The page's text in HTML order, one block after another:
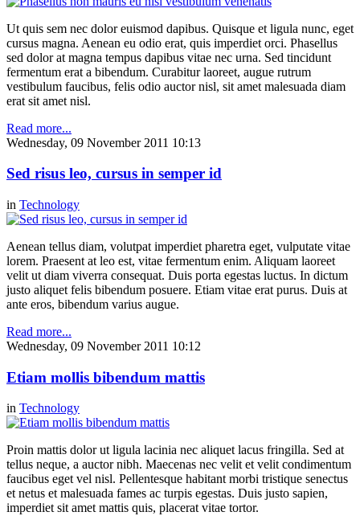
Ut quis sem nec dolor euismod dapibus. Quisque et ligula nunc, eget
cursus magna. Aenean eu odio erat, quis imperdiet orci. Phasellus
sed dolor at magna tempus dapibus vitae nec urna. Sed tincidunt
fermentum erat a bibendum. Curabitur laoreet, augue rutrum
vestibulum faucibus, felis odio auctor nisl, sit amet malesuada diam
erat sit amet nisl.
Read more...
Wednesday, 09 November 2011 10:13
Sed risus leo, cursus in semper id
in Technology
Aenean tellus diam, volutpat imperdiet pharetra eget, vulputate vitae
lorem. Praesent at leo est, vitae fermentum enim. Aliquam laoreet
velit ut diam viverra consequat. Duis porta egestas luctus. In dictum
justo aliquet felis bibendum posuere. Etiam vitae erat purus. Duis at
ante eros, bibendum varius augue.
Read more...
Wednesday, 09 November 2011 10:12
Etiam mollis bibendum mattis
in Technology
Proin mattis dolor ut ligula lacinia nec aliquet lacus fringilla. Sed at
tellus neque, a auctor nibh. Maecenas nec velit et velit condimentum
faucibus eget vel nisl. Pellentesque habitant morbi tristique senectus
et netus et malesuada fames ac turpis egestas. Duis justo sapien,
imperdiet sit amet mattis quis, placerat vitae tortor.